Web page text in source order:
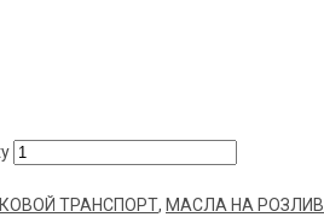
ТРАНСПОРТ, МАСЛА НА РОЗЛИВ